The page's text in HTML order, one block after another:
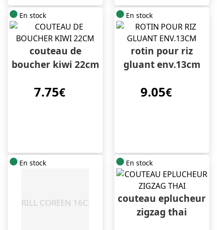
En stock
couteau de
boucher kiwi 22cm
7.75€
En stock
rotin pour riz
gluant env.13cm
9.05€
En stock En stock
couteau eplucheur
zigzag thai